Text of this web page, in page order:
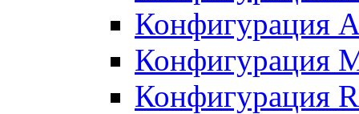
Конфигурация
Конфигурация
Конфигурация